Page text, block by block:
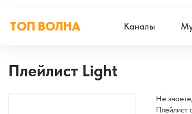
ТОП ВОЛНА Каналы
Плейлист Light
Не
Плейлист